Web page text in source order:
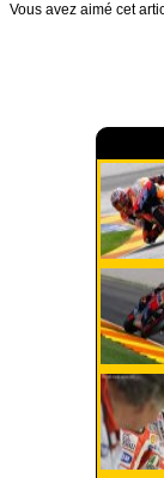
Vous avez aimé cet